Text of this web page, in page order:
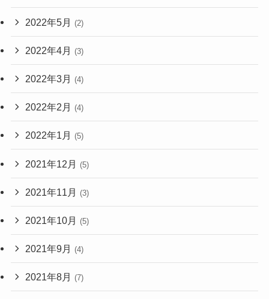
2022年5月 (2)
2022年4月 (3)
2022年3月 (4)
2022年2月 (4)
2022年1月 (5)
2021年12月 (5)
2021年11月 (3)
2021年10月 (5)
2021年9月 (4)
2021年8月 (7)